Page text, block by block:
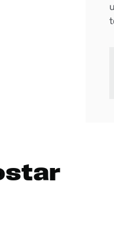
Bem-Vindo à